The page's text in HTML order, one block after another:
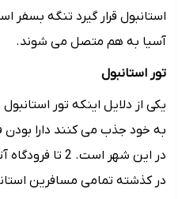
استانبول قرار گیرد تنگه بسفر
آسیا به هم متصل می شوند.
تور استانبول
یکی از دلایل اینکه تور
به خود جذب می کنند دارا بودن
در این شهر است. 2
در کذشته تمامی مسافرین